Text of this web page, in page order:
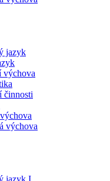
jazyk
výchova
činnosti
výchova
jazyk I